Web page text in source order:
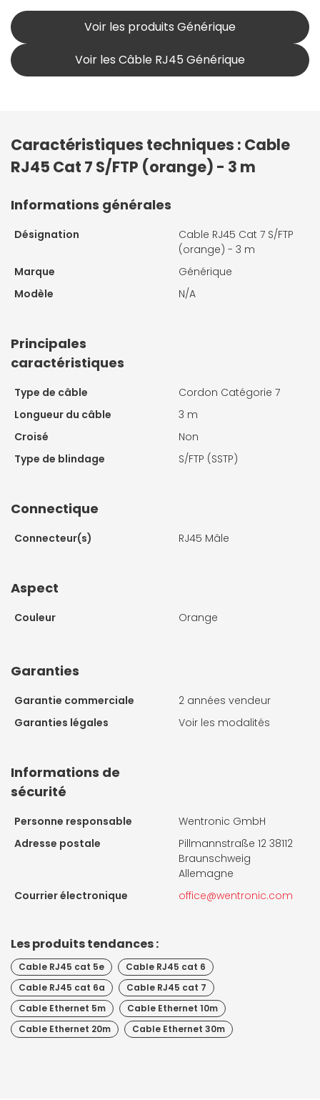
Voir les produits Générique
Voir les Câble RJ45 Générique
Caractéristiques techniques : Cable
RJ45 Cat 7 S/FTP (orange) - 3 m
Informations générales
Désignation
Cable RJ45 Cat 7 S/FTP
(orange) - 3 m
Marque
Générique
Modèle
N/A
Principales
caractéristiques
Type de câble
Cordon Catégorie 7
Longueur du câble
3 m
Croisé
Non
Type de blindage
S/FTP (SSTP)
Connectique
Connecteur(s) RJ45 Mâle
Aspect
Couleur Orange
Garanties
Garantie commerciale
2 années vendeur
Garanties légales
Voir les modalités
Informations de
sécurité
Personne responsable
Wentronic GmbH
Adresse postale
Pillmannstraße 12 38112
Braunschweig
Allemagne
Courrier électronique
office@wentronic.com
Les produits tendances :
Cable RJ45 cat 5e
Cable RJ45 cat 6
Cable RJ45 cat 6a
Cable RJ45 cat 7
Cable Ethernet 5m
Cable Ethernet 10m
Cable Ethernet 20m
Cable Ethernet 30m